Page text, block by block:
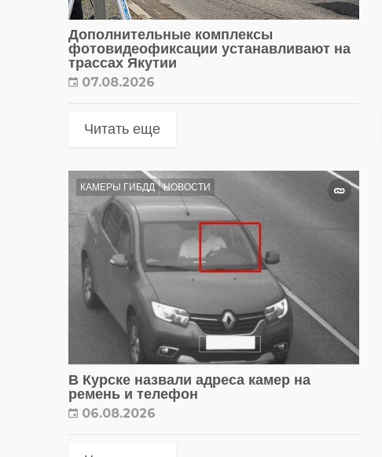
Дополнительные комплексы
фотовидеофиксации устанавливают на
трассах Якутии
07.08.2026
Читать еще
КАМЕРЫ ГИБДД НОВОСТИ
В Курске назвали адреса камер на
ремень и телефон
06.08.2026